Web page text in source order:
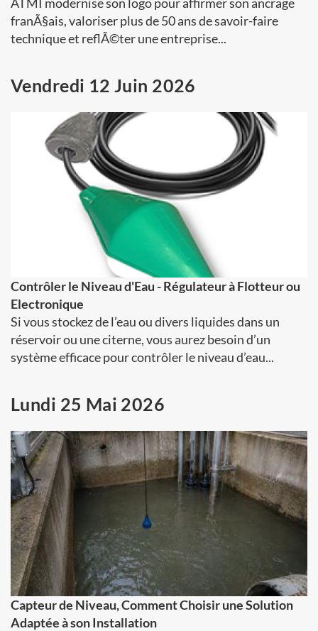
franÃ§ais, valoriser plus de 50 ans de savoir-faire
technique et reflÃ©ter une entreprise...
Vendredi 12 Juin 2026
Contrôler le Niveau d'Eau - Régulateur à Flotteur ou
Electronique
Si vous stockez de l’eau ou divers liquides dans un
réservoir ou une citerne, vous aurez besoin d’un
système efficace pour contrôler le niveau d’eau...
Lundi 25 Mai 2026
Capteur de Niveau, Comment Choisir une Solution
Adaptée à son Installation